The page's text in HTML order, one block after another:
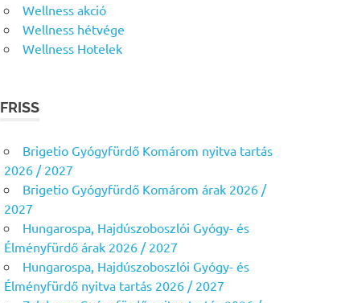
Wellness akció
Wellness hétvége
Wellness Hotelek
FRISS
Brigetio Gyógyfürdő Komárom nyitva tartás
2026 / 2027
Brigetio Gyógyfürdő Komárom árak 2026 /
2027
Hungarospa, Hajdúszoboszlói Gyógy- és
Élményfürdő árak 2026 / 2027
Hungarospa, Hajdúszoboszlói Gyógy- és
Élményfürdő nyitva tartás 2026 / 2027